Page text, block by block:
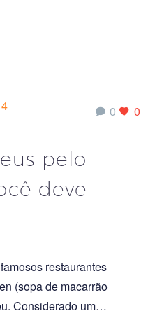
0 0
pelo
deve
restaurantes
(sopa de macarrão
Considerado um…